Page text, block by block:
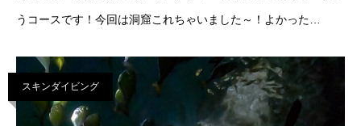
うコースです！今回は洞窟これちゃいました～！よかった
手に泳げていました・・・
スキンダイビング